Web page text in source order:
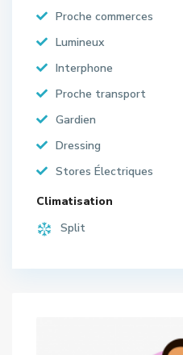
Proche commerces
Lumineux
Interphone
Proche transport
Gardien
Dressing
Stores Électriques
Climatisation
Split